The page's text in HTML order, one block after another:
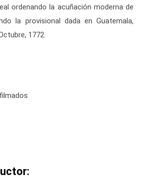
ordenando la acuñación moderna de
la provisional dada en Guatemala,
1772.